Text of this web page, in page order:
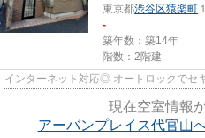
東京都渋谷区猿楽町
-
築年数：築14年
階数：2階建
インターネット対応◎ オートロックでセ
現在空室情報
アーバンプレイス代官山